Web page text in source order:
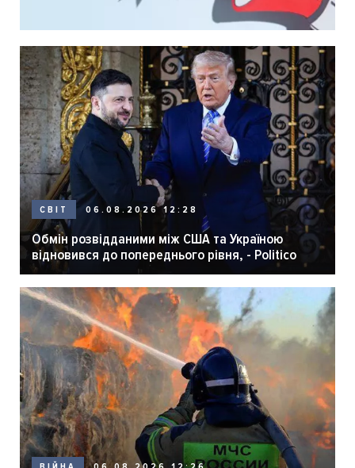
СВІТ 06.08.2026 12:28
Обмін розвідданими між США та Україною
відновився до попереднього рівня, - Politico